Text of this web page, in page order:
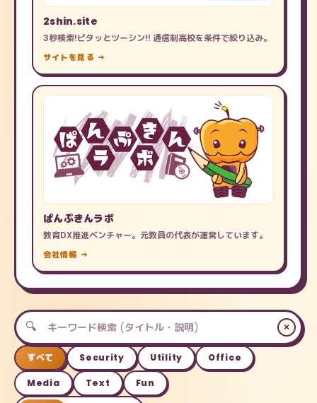
2shin.site
3秒検索!ピタッとツーシン!! 通信制高校を条件で絞り込み。
サイトを見る →
ぱんぷきんラボ
教育DX推進ベンチャー。元教員の代表が運営しています。
会社情報 →
🔍 ×
すべて Security Utility Office
Media Text Fun